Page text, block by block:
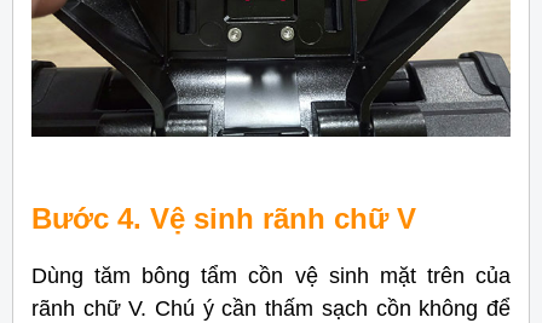
Bước 4. Vệ sinh rãnh chữ V
Dùng tăm bông tẩm cồn vệ sinh mặt trên của
rãnh chữ V. Chú ý cần thấm sạch cồn không để